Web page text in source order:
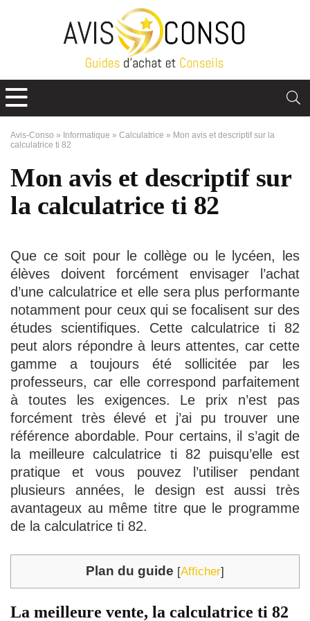
Avis-Conso » Informatique » Calculatrice » Mon avis et descriptif sur la
calculatrice ti 82
Mon avis et descriptif sur
la calculatrice ti 82
Que ce soit pour le collège ou le lycéen, les
élèves doivent forcément envisager l’achat
d’une calculatrice et elle sera plus performante
notamment pour ceux qui se focalisent sur des
études scientifiques. Cette calculatrice ti 82
peut alors répondre à leurs attentes, car cette
gamme a toujours été sollicitée par les
professeurs, car elle correspond parfaitement
à toutes les exigences. Le prix n’est pas
forcément très élevé et j’ai pu trouver une
référence abordable. Pour certains, il s’agit de
la meilleure calculatrice ti 82 puisqu’elle est
pratique et vous pouvez l’utiliser pendant
plusieurs années, le design est aussi très
avantageux au même titre que le programme
de la calculatrice ti 82.
Plan du guide [Afficher]
La meilleure vente, la calculatrice ti 82